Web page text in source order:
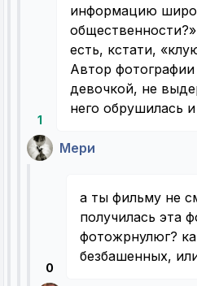
1
информацию
есть, кстати,
Автор
девочкой, не
него обрушилась
Мери
0
а ты фильму не
получилась эта
фотожрнулюг?
безбашенных,